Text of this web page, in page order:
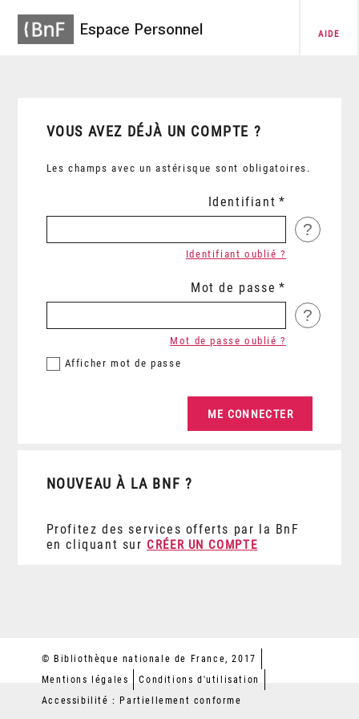
Espace Personnel AIDE
VOUS AVEZ DÉJÀ UN COMPTE ?
Les champs avec un astérisque sont obligatoires.
Identifiant
?
Identifiant oublié ?
Mot de passe
?
Afficher mot de passe
Mot de passe oublié ?
NOUVEAU À LA BNF ?
Profitez des services offerts par la BnF
en cliquant sur CRÉER UN COMPTE
© Bibliothèque nationale de France, 2017
Mentions légales
Conditions d'utilisation
Accessibilité : Partiellement conforme